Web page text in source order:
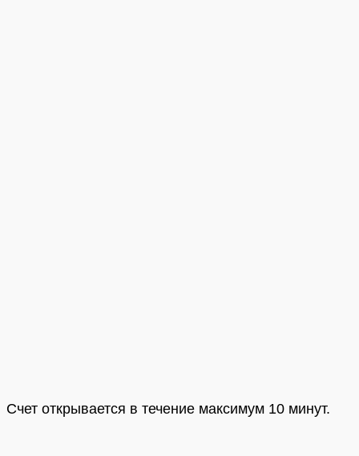
Счет открывается в течение максимум 10 минут.